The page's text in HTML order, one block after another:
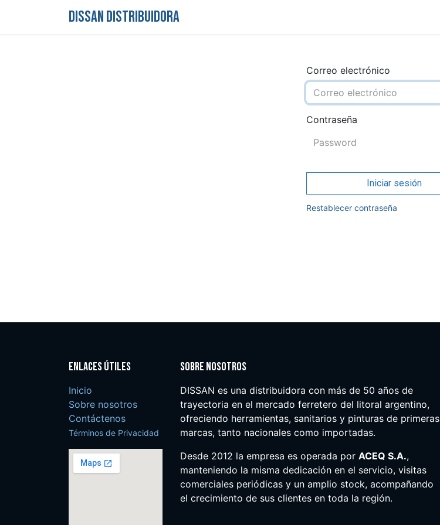
DISSAN DISTRIBUIDORA
Correo electrónico
Contraseña
Iniciar sesión
Restablecer contraseña
Enlaces útiles
Inicio
Sobre nosotros
Contáctenos
Términos de Privacidad
Sobre nosotros
DISSAN es una distribuidora con más de 50 años de
trayectoria en el mercado ferretero del litoral argentino,
ofreciendo herramientas, sanitarios y pinturas de primeras
marcas, tanto nacionales como importadas.
Desde 2012 la empresa es operada por ACEQ S.A.,
manteniendo la misma dedicación en el servicio, visitas
comerciales periódicas y un amplio stock, acompañando
el crecimiento de sus clientes en toda la región.